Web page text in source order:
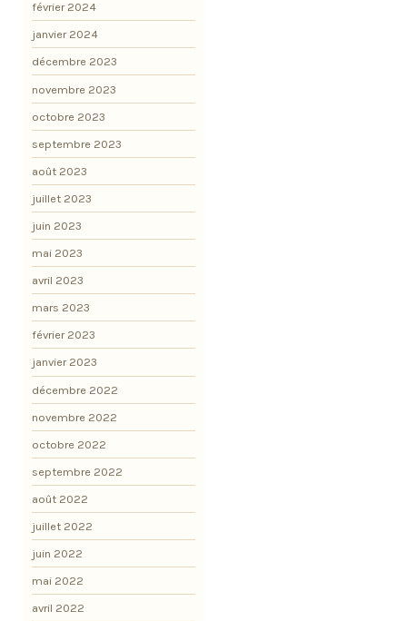
février 2024
janvier 2024
décembre 2023
novembre 2023
octobre 2023
septembre 2023
août 2023
juillet 2023
juin 2023
mai 2023
avril 2023
mars 2023
février 2023
janvier 2023
décembre 2022
novembre 2022
octobre 2022
septembre 2022
août 2022
juillet 2022
juin 2022
mai 2022
avril 2022